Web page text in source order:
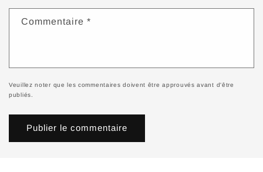
Commentaire *
Veuillez noter que les commentaires doivent être approuvés avant d'être
publiés.